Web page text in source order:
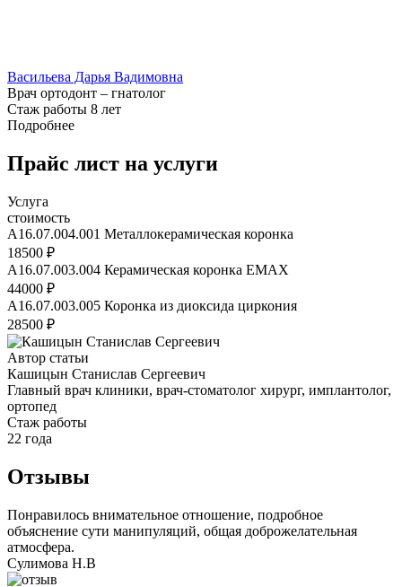
Васильева Дарья Вадимовна
Врач ортодонт – гнатолог
Стаж работы 8 лет
Подробнее
Прайс лист на услуги
Услуга
стоимость
A16.07.004.001 Металлокерамическая коронка
18500 ₽
A16.07.003.004 Керамическая коронка EMAX
44000 ₽
A16.07.003.005 Коронка из диоксида циркония
28500 ₽
Автор статьи
Кашицын Станислав Сергеевич
Главный врач клиники, врач-стоматолог хирург, имплантолог,
ортопед
Cтаж работы
22 года
Отзывы
Понравилось внимательное отношение, подробное
объяснение сути манипуляций, общая доброжелательная
атмосфера.
Сулимова Н.В